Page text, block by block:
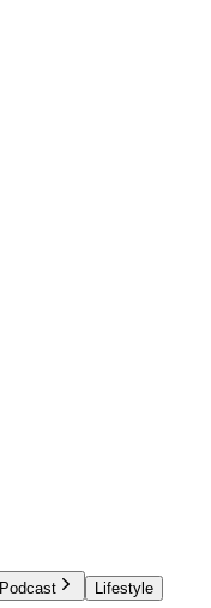
Podcast
Lifestyle